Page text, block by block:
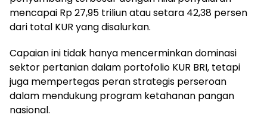
mencapai Rp 27,95 triliun atau setara 42,38 persen
dari total KUR yang disalurkan.
Capaian ini tidak hanya mencerminkan dominasi
sektor pertanian dalam portofolio KUR BRI, tetapi
juga mempertegas peran strategis perseroan
dalam mendukung program ketahanan pangan
nasional.